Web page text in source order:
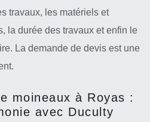
travaux, les matériels et
la durée des travaux et enfin le
La demande de devis est une
moineaux à Royas :
avec Duculty